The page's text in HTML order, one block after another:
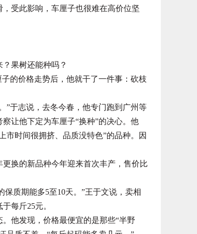
受此影响，车厘子也很难在高价位坚
果树还能种吗？
的价格走势后，他就干了一件事：砍枝
于志说，去冬今春，他专门跑到广州等
让他下定为车厘子“换种”的决心。他
市时间很拥挤、品质没特色”的品种。因
换的新品种今年迎来首次丰产，售价比
质期能多5至10天。”王于文说，卖相
每斤25元。
他发现，价格最便宜的是那些“半野